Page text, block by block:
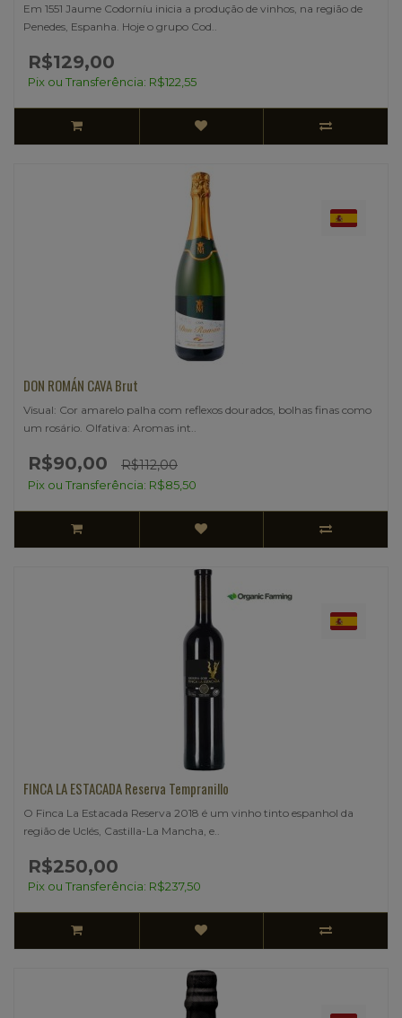
Em 1551 Jaume Codorníu inicia a produção de vinhos, na região de
Penedes, Espanha. Hoje o grupo Cod..
R$129,00
Pix ou Transferência: R$122,55
DON ROMÁN CAVA Brut
Visual: Cor amarelo palha com reflexos dourados, bolhas finas como
um rosário. Olfativa: Aromas int..
R$90,00 R$112,00
Pix ou Transferência: R$85,50
FINCA LA ESTACADA Reserva Tempranillo
O Finca La Estacada Reserva 2018 é um vinho tinto espanhol da
região de Uclés, Castilla-La Mancha, e..
R$250,00
Pix ou Transferência: R$237,50